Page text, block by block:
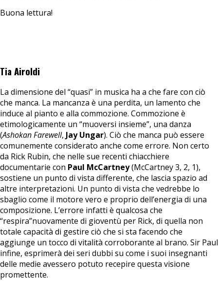
Buona lettura!
Tia Airoldi
La dimensione del “quasi” in musica ha a che fare con ciò
che manca. La mancanza è una perdita, un lamento che
induce al pianto e alla commozione. Commozione è
etimologicamente un “muoversi insieme”, una danza
(Ashokan Farewell, Jay Ungar). Ciò che manca può essere
comunemente considerato anche come errore. Non certo
da Rick Rubin, che nelle sue recenti chiacchiere
documentarie con Paul McCartney(McCartney 3, 2, 1),
sostiene un punto di vista differente, che lascia spazio ad
altre interpretazioni. Un punto di vista che vedrebbe lo
sbaglio come il motore vero e proprio dell’energia di una
composizione. L’errore infatti è qualcosa che
“respira”nuovamente di gioventù per Rick, di quella non
totale capacità di gestire ciò che si sta facendo che
aggiunge un tocco di vitalità corroborante al brano. Sir Paul
infine, esprimerà dei seri dubbi su come i suoi insegnanti
delle medie avessero potuto recepire questa visione
promettente.